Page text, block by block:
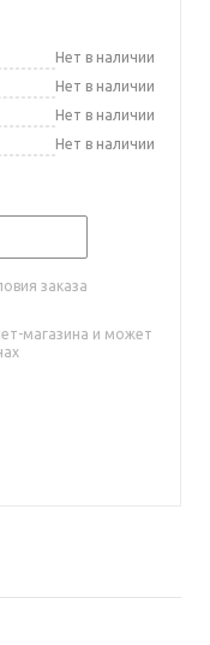
Нет в наличии
Нет в наличии
Нет в наличии
Нет в наличии
заказа
магазина и может